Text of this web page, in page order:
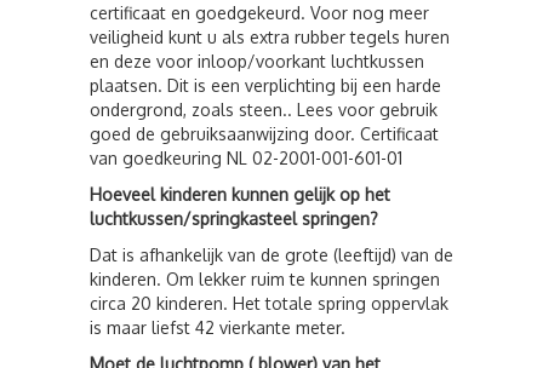
certificaat en goedgekeurd. Voor nog meer
veiligheid kunt u als extra rubber tegels huren
en deze voor inloop/voorkant luchtkussen
plaatsen. Dit is een verplichting bij een harde
ondergrond, zoals steen.. Lees voor gebruik
goed de gebruiksaanwijzing door. Certificaat
van goedkeuring NL 02-2001-001-601-01
Hoeveel kinderen kunnen gelijk op het
luchtkussen/springkasteel springen?
Dat is afhankelijk van de grote (leeftijd) van de
kinderen. Om lekker ruim te kunnen springen
circa 20 kinderen. Het totale spring oppervlak
is maar liefst 42 vierkante meter.
Moet de luchtpomp ( blower) van het